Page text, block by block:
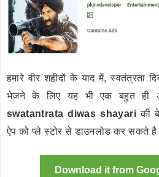
हमारे वीर शहीदों के याद में, स्वतंत्रता
भेजने के लिए यह भी एक बहुत ही
swatantrata diwas shayariकी
ऐप को प्ले स्टोर से डाउनलोड कर सकते
Download it from